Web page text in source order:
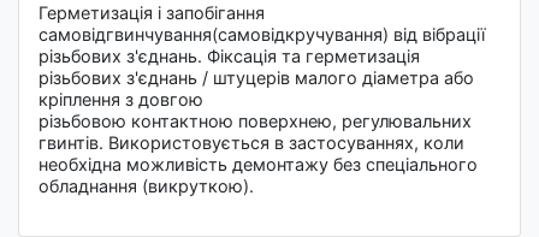
Герметизація і запобігання
самовідгвинчування(самовідкручування) від вібрації
різьбових з'єднань. Фіксація та герметизація
різьбових з'єднань / штуцерів малого діаметра або
кріплення з довгою
різьбовою контактною поверхнею, регулювальних
гвинтів. Використовується в застосуваннях, коли
необхідна можливість демонтажу без спеціального
обладнання (викруткою).